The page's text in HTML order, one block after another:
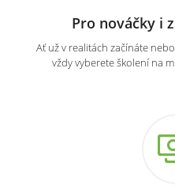
Pro nováčky i
Ať už v realitách začínáte
vždy vyberete školení na